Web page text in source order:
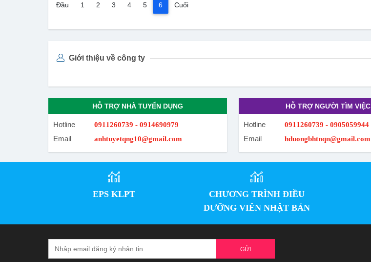
Đầu 1 2 3 4 5 6(current)
Cuối
Giới thiệu về công ty
HỖ TRỢ NHÀ TUYỂN DỤNG
Hotline 0911260739 - 0914690979
Email anhtuyetqng10@gmail.com
HỖ TRỢ NGƯỜI TÌM VIỆC
Hotline 0911260739 - 0905059944
Email hduongbhtnqn@gmail.com
EPS KLPT
CHƯƠNG TRÌNH ĐIỀU
DƯỠNG VIÊN NHẬT BẢN
GỬI